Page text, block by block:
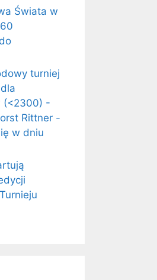
Świata w
turniej
(<2300) -
Rittner -
w dniu